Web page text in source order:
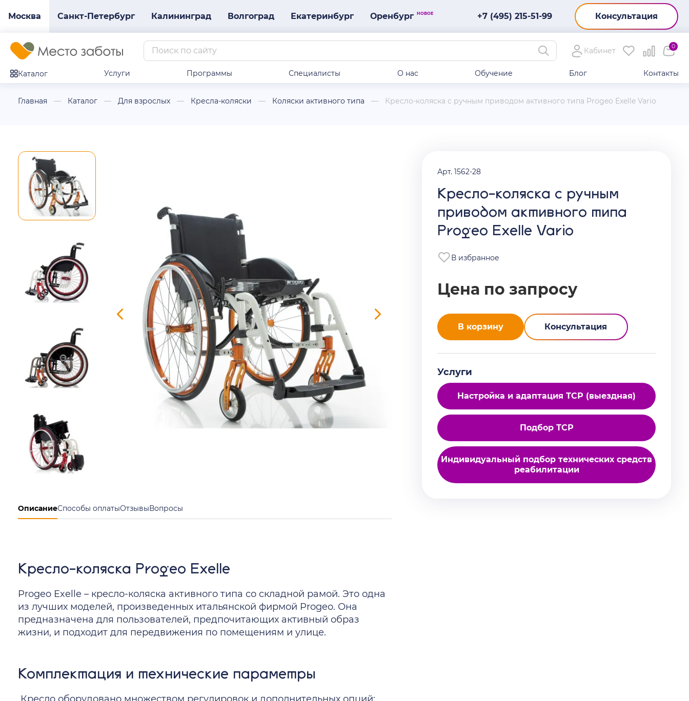
Москва Санкт-Петербург Калининград Волгоград Екатеринбург Оренбург НОВОЕ +7 (495) 215-51-99 Консультация
Кабинет
0
Каталог Услуги Программы Специалисты О нас Обучение Блог Контакты
Главная Каталог Для взрослых Кресла-коляски Коляски активного типа Кресло-коляска с ручным приводом активного типа Progeo Exelle Vario
ОписаниеСпособы оплатыОтзывыВопросы
Кресло-коляска Progeo Exelle
Progeo Exelle – кресло-коляска активного типа со складной рамой. Это одна
из лучших моделей, произведенных итальянской фирмой Progeo. Она
предназначена для пользователей, предпочитающих активный образ
жизни, и подходит для передвижения по помещениям и улице.
Комплектация и технические параметры
Арт. 1562-28
Кресло-коляска с ручным
приводом активного типа
Progeo Exelle Vario
В избранное
Цена по запросу
В корзину Консультация
Услуги
Настройка и адаптация ТСР (выездная)
Подбор ТСР
Индивидуальный подбор технических средств
реабилитации